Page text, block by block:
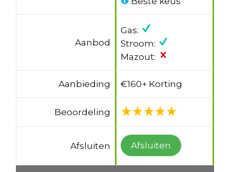
Aanbod
Gas:
Stroom:
Mazout:
Aanbieding €160+ Korting
Beoordeling
Afsluiten Afsluiten